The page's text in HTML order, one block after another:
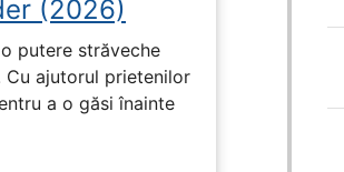
(2026)
putere străveche
Cu ajutorul prietenilor
a o găsi înainte